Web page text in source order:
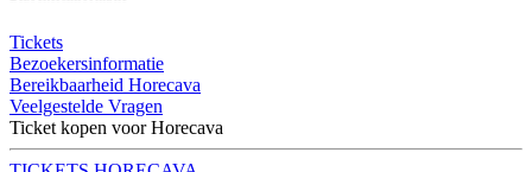
Tickets
Bezoekersinformatie
Bereikbaarheid Horecava
Veelgestelde Vragen
Ticket kopen voor Horecava